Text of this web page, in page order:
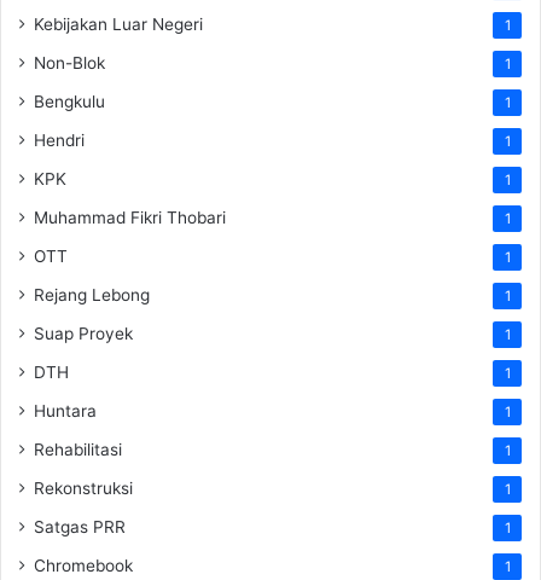
Kebijakan Luar Negeri 1
Non-Blok 1
Bengkulu 1
Hendri 1
KPK 1
Muhammad Fikri Thobari 1
OTT 1
Rejang Lebong 1
Suap Proyek 1
DTH 1
Huntara 1
Rehabilitasi 1
Rekonstruksi 1
Satgas PRR 1
Chromebook 1